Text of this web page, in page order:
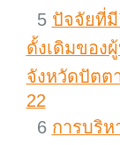
5 ปัจจัยที่
ดั้งเดิมของ
จังหวัดปัตต
22
6 การบริห